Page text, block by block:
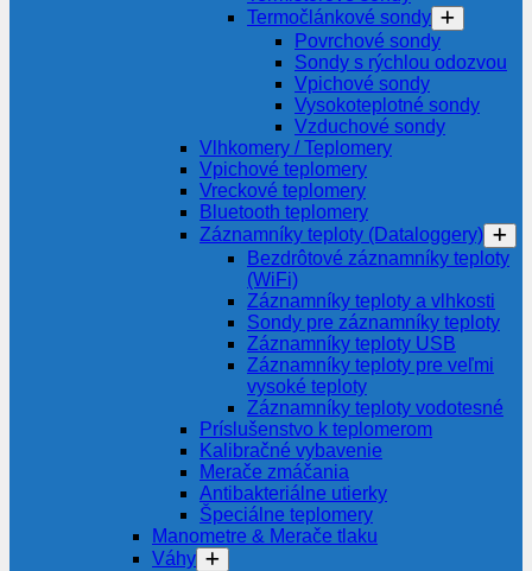
Termočlánkové sondy
Povrchové sondy
Sondy s rýchlou odozvou
Vpichové sondy
Vysokoteplotné sondy
Vzduchové sondy
Vlhkomery / Teplomery
Vpichové teplomery
Vreckové teplomery
Bluetooth teplomery
Záznamníky teploty (Dataloggery)
Bezdrôtové záznamníky teploty
(WiFi)
Záznamníky teploty a vlhkosti
Sondy pre záznamníky teploty
Záznamníky teploty USB
Záznamníky teploty pre veľmi
vysoké teploty
Záznamníky teploty vodotesné
Príslušenstvo k teplomerom
Kalibračné vybavenie
Merače zmáčania
Antibakteriálne utierky
Špeciálne teplomery
Manometre & Merače tlaku
Váhy